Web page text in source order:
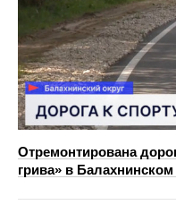
Отремонтирована
грива» в Балахнинском